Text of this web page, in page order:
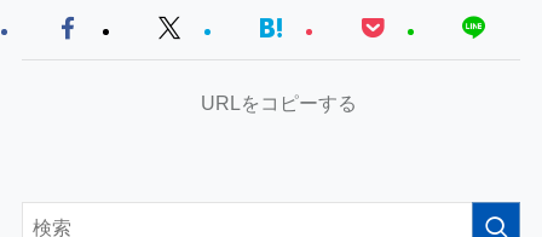
URLをコピーする